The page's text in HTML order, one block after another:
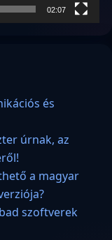
02:07
és
úrnak, az
a magyar
szoftverek